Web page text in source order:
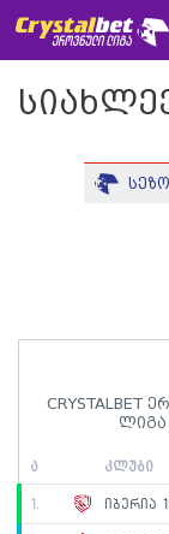
CRYSTALBET
ლიგა
ა კლუბი
1. იბერია